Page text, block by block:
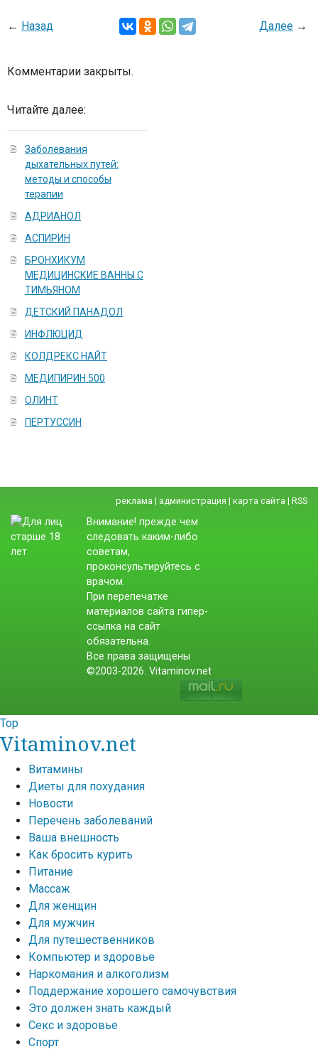
← Назад Далее →
Комментарии закрыты.
Читайте далее:
Заболевания
дыхательных путей:
методы и способы
терапии
АДРИАНОЛ
АСПИРИН
БРОНХИКУМ
МЕДИЦИНСКИЕ ВАННЫ С
ТИМЬЯНОМ
ДЕТСКИЙ ПАНАДОЛ
ИНФЛЮЦИД
КОЛДРЕКС НАЙТ
МЕДИПИРИН 500
ОЛИНТ
ПЕРТУССИН
реклама | администрация | карта сайта | RSS
Внимание! прежде чем
следовать каким-либо
советам,
проконсультируйтесь с
врачом.
При перепечатке
материалов сайта гипер-
ссылка на сайт
обязательна.
Все права защищены
©2003-2026. Vitaminov.net
Top
Vitaminov.net
Витамины
Диеты для похудания
Новости
Перечень заболеваний
Ваша внешность
Как бросить курить
Питание
Массаж
Для женщин
Для мужчин
Для путешественников
Компьютер и здоровье
Наркомания и алкоголизм
Поддержание хорошего самочувствия
Это должен знать каждый
Секс и здоровье
Спорт